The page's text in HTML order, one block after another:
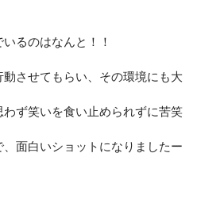
るのはなんと！！
させてもらい、その環境にも大
ず笑いを食い止められずに苦笑
面白いショットになりましたー